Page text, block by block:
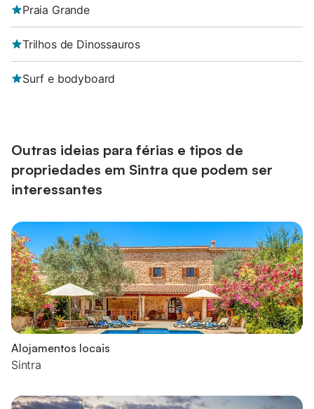
Praia Grande
Trilhos de Dinossauros
Surf e bodyboard
Outras ideias para férias e tipos de
propriedades em Sintra que podem ser
interessantes
Alojamentos locais
Sintra